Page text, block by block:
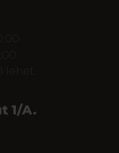
lehet.
1/A.